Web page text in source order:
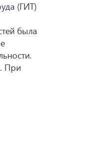
(ГИТ)
была
При